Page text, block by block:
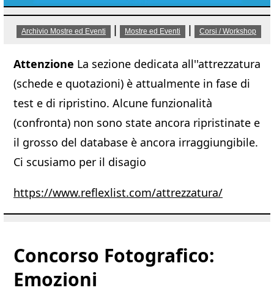
Archivio Mostre ed Eventi Mostre ed Eventi Corsi / Workshop
Attenzione La sezione dedicata all''attrezzatura
(schede e quotazioni) è attualmente in fase di
test e di ripristino. Alcune funzionalità
(confronta) non sono state ancora ripristinate e
il grosso del database è ancora irraggiungibile.
Ci scusiamo per il disagio
https://www.reflexlist.com/attrezzatura/
Concorso Fotografico:
Emozioni